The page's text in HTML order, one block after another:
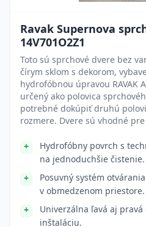
Ravak Supernova
14V701O2Z1
Toto sú sprchové dvere bez
čírym sklom s dekorom,
hydrofóbnou úpravou RAVAK
určený ako polovica
potrebné dokúpiť druhú
rozmere. Dvere sú vhodné
Hydrofóbny povrch s
na jednoduchšie čistenie.
Posuvný systém
v obmedzenom priestore.
Univerzálna ľavá aj
inštaláciu.